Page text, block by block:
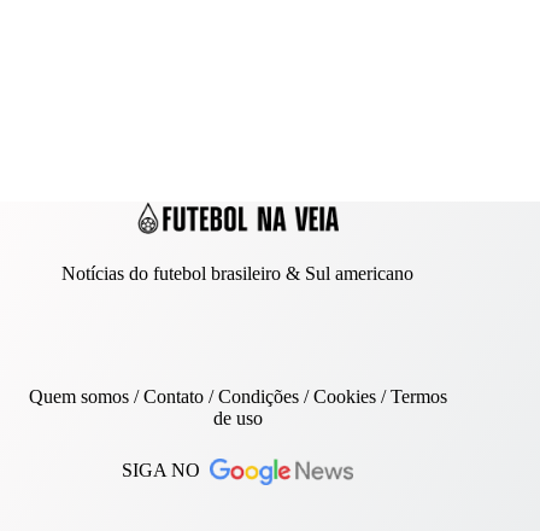
Notícias do futebol brasileiro & Sul americano
Quem somos/Contato/ Condições /Cookies/Termos
de uso
SIGA NO